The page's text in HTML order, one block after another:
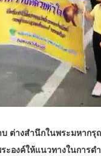
บ ต่างสำนึกในพระมหาก
ะองค์ให้แนวทางในการด